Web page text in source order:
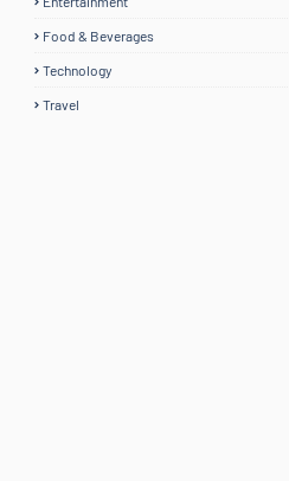
Food & Beverages
Technology
Travel